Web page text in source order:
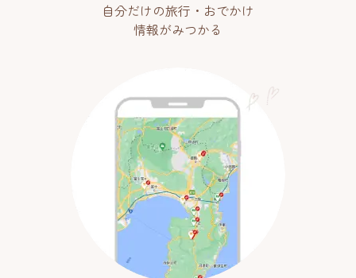
自分だけの旅行・おでかけ
情報がみつかる